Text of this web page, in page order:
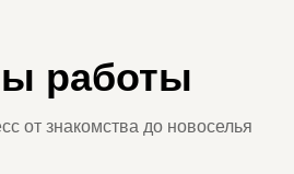
работы
от знакомства до новоселья